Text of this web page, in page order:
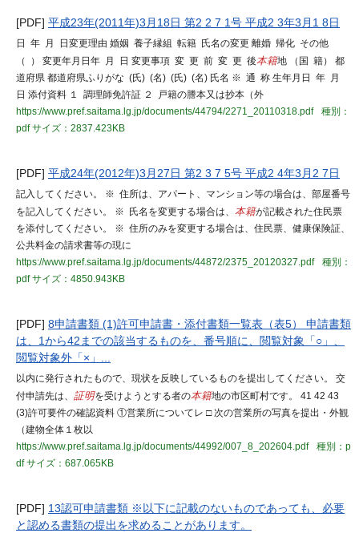
[PDF] 平成23年(2011年)3月18日 第2 2 7 1号 平成2 3年3月1 8日
日 年 月 日変更理由 婚姻 養子縁組 転籍 氏名の変更 離婚 帰化 その他
（ ） 変更年月日年 月 日 変更事項 変 更 前 変 更 後本籍地 （国 籍） 都
道府県 都道府県ふりがな (氏) (名) (氏) (名) 氏名 ※ 通 称 生年月日 年 月
日 添付資料 １ 調理師免許証 ２ 戸籍の謄本又は抄本（外
https://www.pref.saitama.lg.jp/documents/44794/2271_20110318.pdf
種別：
pdfサイズ：2837.423KB
[PDF] 平成24年(2012年)3月27日 第2 3 7 5号 平成2 4年3月2 7日
記入してください。 ※ 住所は、アパート、マンション等の場合は、部屋番号
を記入してください。 ※ 氏名を変更する場合は、 本籍が記載された住民票
を添付してください。 ※ 住所のみを変更する場合は、住民票、健康保険証、
公共料金の請求書等の現に
https://www.pref.saitama.lg.jp/documents/44872/2375_20120327.pdf
種別：
pdfサイズ：4850.943KB
[PDF] 8申請書類 (1)許可申請書・添付書類一覧表（表5） 申請書類
は、1から42までの該当するものを、番号順に、閲覧対象「○」、
閲覧対象外「×」...
以内に発行されたもので、現状を反映しているものを提出してください。 交
付申請先は、 証明を受けようとする者の本籍地の市区町村です。 41 42 43
(3)許可要件の確認資料 ①営業所についてレ □ 次の営業所の写真を提出・外観
（建物全体１枚以
https://www.pref.saitama.lg.jp/documents/44992/007_8_202604.pdf
種別：p
dfサイズ：687.065KB
[PDF] 13認可申請書類 ※以下に記載のないものであっても、必要
と認める書類の提出を求めることがあります。